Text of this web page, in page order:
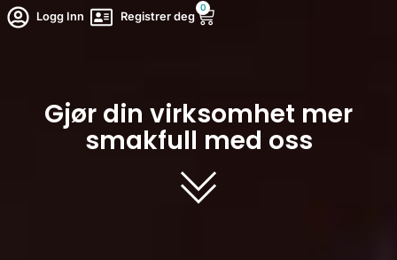
Logg Inn Registrer deg
0
Gjør din virksomhet mer
smakfull med oss